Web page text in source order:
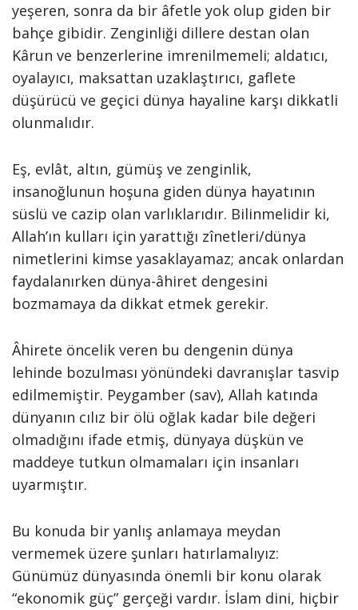
yeşeren, sonra da bir âfetle yok olup giden bir
bahçe gibidir. Zenginliği dillere destan olan
Kârun ve benzerlerine imrenilmemeli; aldatıcı,
oyalayıcı, maksattan uzaklaştırıcı, gaflete
düşürücü ve geçici dünya hayaline karşı dikkatli
olunmalıdır.
Eş, evlât, altın, gümüş ve zenginlik,
insanoğlunun hoşuna giden dünya hayatının
süslü ve cazip olan varlıklarıdır. Bilinmelidir ki,
Allah’ın kulları için yarattığı zînetleri/dünya
nimetlerini kimse yasaklayamaz; ancak onlardan
faydalanırken dünya-âhiret dengesini
bozmamaya da dikkat etmek gerekir.
Âhirete öncelik veren bu dengenin dünya
lehinde bozulması yönündeki davranışlar tasvip
edilmemiştir. Peygamber (sav), Allah katında
dünyanın cılız bir ölü oğlak kadar bile değeri
olmadığını ifade etmiş, dünyaya düşkün ve
maddeye tutkun olmamaları için insanları
uyarmıştır.
Bu konuda bir yanlış anlamaya meydan
vermemek üzere şunları hatırlamalıyız:
Günümüz dünyasında önemli bir konu olarak
“ekonomik güç” gerçeği vardır. İslam dini, hiçbir